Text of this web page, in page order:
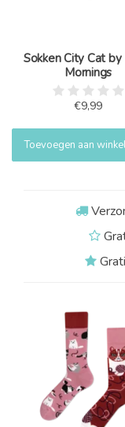
Sokken City Cat by
Mornings
€9,99
Toevoegen aan